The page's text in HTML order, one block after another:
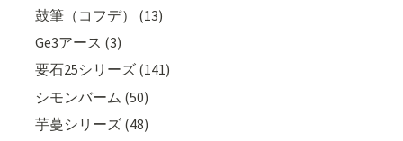
鼓筆（コフデ） (13)
Ge3アース (3)
要石25シリーズ (141)
シモンバーム (50)
芋蔓シリーズ (48)